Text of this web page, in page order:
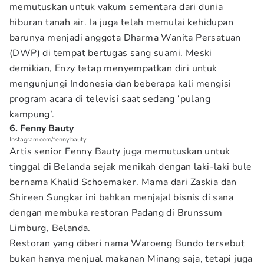
memutuskan untuk vakum sementara dari dunia
hiburan tanah air. Ia juga telah memulai kehidupan
barunya menjadi anggota Dharma Wanita Persatuan
(DWP) di tempat bertugas sang suami. Meski
demikian, Enzy tetap menyempatkan diri untuk
mengunjungi Indonesia dan beberapa kali mengisi
program acara di televisi saat sedang ‘pulang
kampung’.
6. Fenny Bauty
Instagram.com/fenny.bauty
Artis senior Fenny Bauty juga memutuskan untuk
tinggal di Belanda sejak menikah dengan laki-laki bule
bernama Khalid Schoemaker. Mama dari Zaskia dan
Shireen Sungkar ini bahkan menjajal bisnis di sana
dengan membuka restoran Padang di Brunssum
Limburg, Belanda.
Restoran yang diberi nama Waroeng Bundo tersebut
bukan hanya menjual makanan Minang saja, tetapi juga